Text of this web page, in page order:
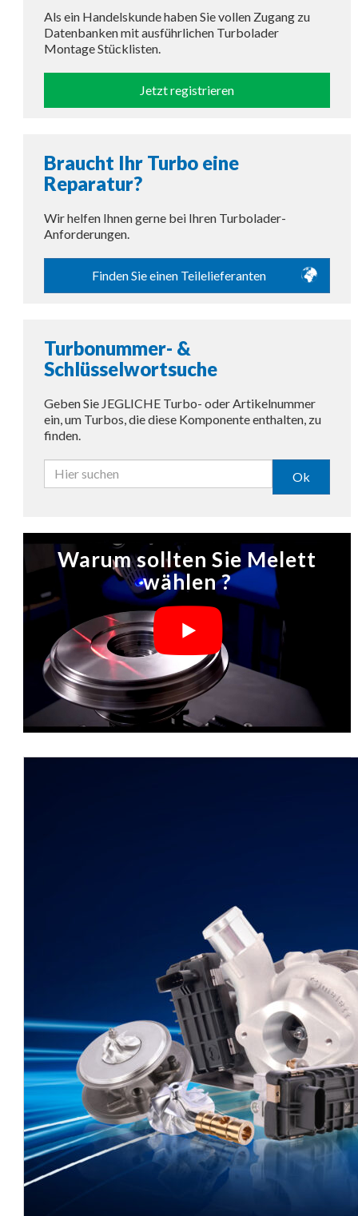
Als ein Handelskunde haben Sie vollen Zugang zu
Datenbanken mit ausführlichen Turbolader
Montage Stücklisten.
Jetzt registrieren
Braucht Ihr Turbo eine
Reparatur?
Wir helfen Ihnen gerne bei Ihren Turbolader-
Anforderungen.
Finden Sie einen Teilelieferanten
Turbonummer- &
Schlüsselwortsuche
Geben Sie JEGLICHE Turbo- oder Artikelnummer
ein, um Turbos, die diese Komponente enthalten, zu
finden.
Ok
Warum sollten Sie Melett
wählen ?